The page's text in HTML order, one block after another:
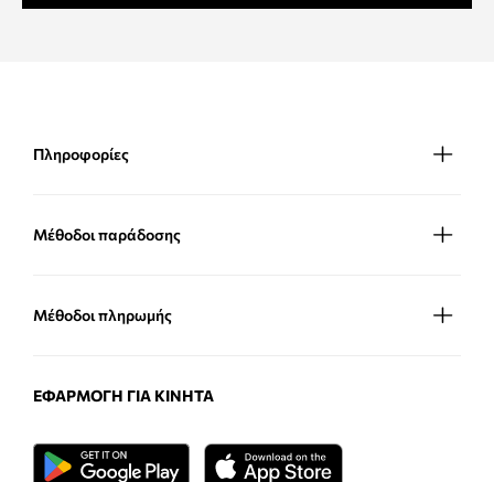
Πληροφορίες
Μέθοδοι παράδοσης
Μέθοδοι πληρωμής
ΕΦΑΡΜΟΓΉ ΓΙΑ ΚΙΝΗΤΆ